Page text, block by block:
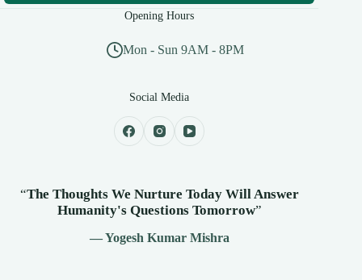
Opening Hours
Mon - Sun 9AM - 8PM
Social Media
“The Thoughts We Nurture Today Will Answer
Humanity's Questions Tomorrow”
— Yogesh Kumar Mishra